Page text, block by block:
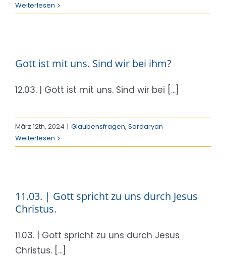
Weiterlesen
Gott ist mit uns. Sind wir bei ihm?
12.03. | Gott ist mit uns. Sind wir bei [...]
März 12th, 2024 | Glaubensfragen, Sardaryan
Weiterlesen
11.03. | Gott spricht zu uns durch Jesus
Christus.
11.03. | Gott spricht zu uns durch Jesus
Christus. [...]